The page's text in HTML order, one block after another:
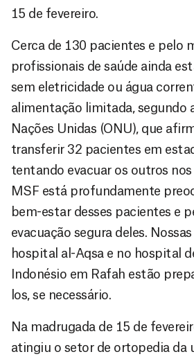
15 de fevereiro.
Cerca de 130 pacientes e pelo
profissionais de saúde ainda
sem eletricidade ou água
alimentação limitada, segundo
Nações Unidas (ONU), que
transferir 32 pacientes em
tentando evacuar os outros
MSF está profundamente
bem-estar desses pacientes e
evacuação segura deles.
hospital al-Aqsa e no hospital
Indonésio em Rafah estão
los, se necessário.
Na madrugada de 15 de
atingiu o setor de ortopedia da